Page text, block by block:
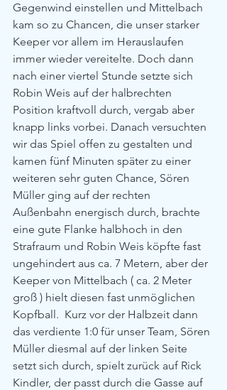
Gegenwind einstellen und Mittelbach
kam so zu Chancen, die unser starker
Keeper vor allem im Herauslaufen
immer wieder vereitelte. Doch dann
nach einer viertel Stunde setzte sich
Robin Weis auf der halbrechten
Position kraftvoll durch, vergab aber
knapp links vorbei. Danach versuchten
wir das Spiel offen zu gestalten und
kamen fünf Minuten später zu einer
weiteren sehr guten Chance, Sören
Müller ging auf der rechten
Außenbahn energisch durch, brachte
eine gute Flanke halbhoch in den
Strafraum und Robin Weis köpfte fast
ungehindert aus ca. 7 Metern, aber der
Keeper von Mittelbach ( ca. 2 Meter
groß ) hielt diesen fast unmöglichen
Kopfball.  Kurz vor der Halbzeit dann
das verdiente 1:0 für unser Team, Sören
Müller diesmal auf der linken Seite
setzt sich durch, spielt zurück auf Rick
Kindler, der passt durch die Gasse auf